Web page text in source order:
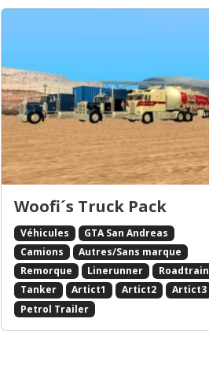
Woofi´s Truck Pack
Véhicules
GTA San Andreas
Camions
Autres/Sans marque
Remorque
Linerunner
Roadtrain
Tanker
Artict1 Artict2
Artict3
Petrol Trailer